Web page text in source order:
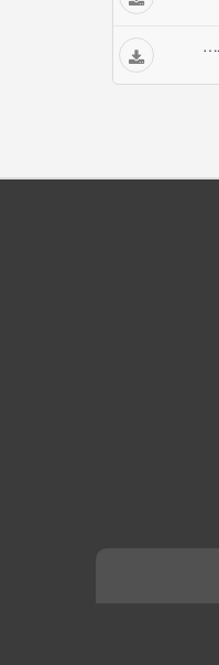
الرقية الشرعية رقية التحصين والحفظ من العين للشيخ صلاح الصيعري